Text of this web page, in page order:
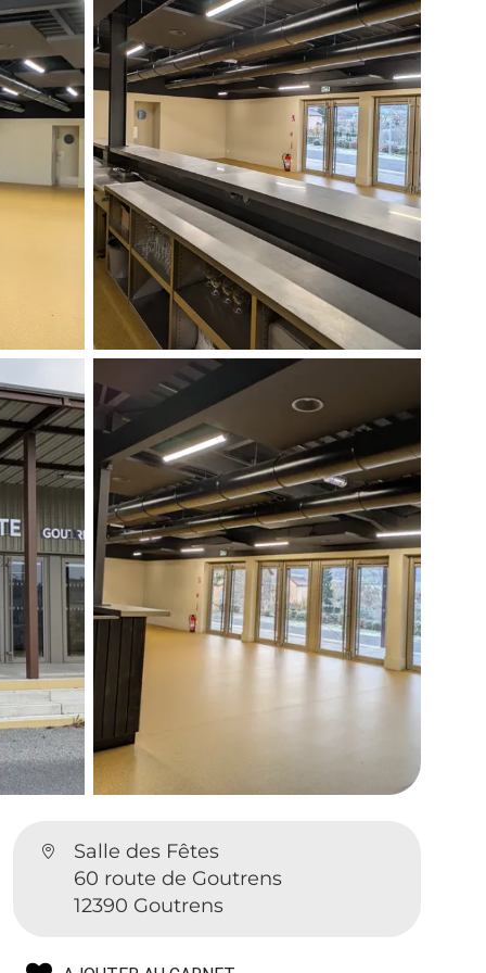
Salle des Fêtes
60 route de Goutrens
12390 Goutrens